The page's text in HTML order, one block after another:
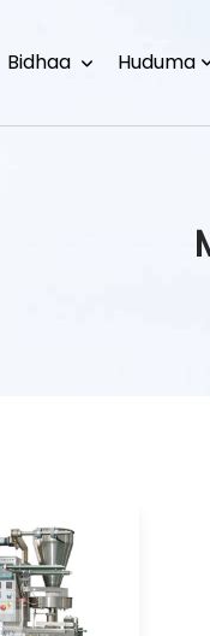
Bidhaa Huduma